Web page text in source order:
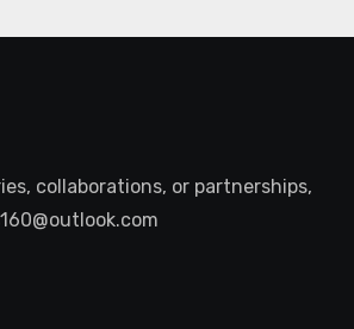
collaborations, or partnerships,